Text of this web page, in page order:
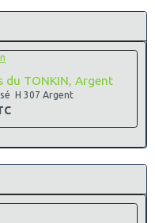
du TONKIN, Argent
H 307 Argent